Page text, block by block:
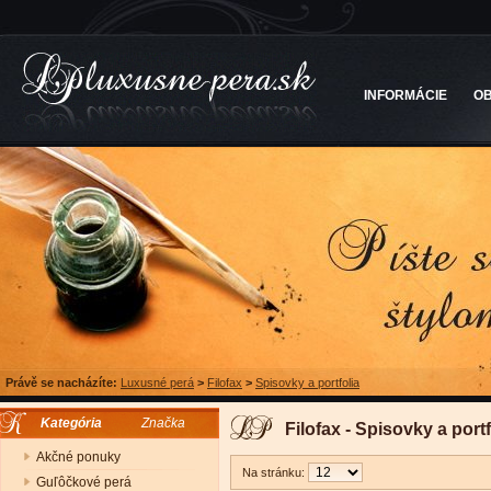
INFORMÁCIE
Právě se nacházíte: Luxusné perá > Filofax > Spisovky a portfolia
Kategória Značka
Akčné ponuky
Guľôčkové perá
Filofax - Spisovky a
Na stránku: